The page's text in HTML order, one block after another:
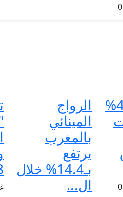
تقرير: 49.1%
الرواج
المينائي
بالمغرب
يرتفع
بـ14.4% خلال
ال...